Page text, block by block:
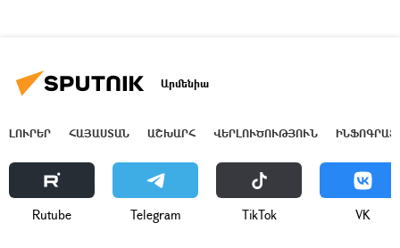
Արմենիա
ԼՈՒՐԵՐ ՀԱՅԱՍՏԱՆ ԱՇԽԱՐՀ ՎԵՐԼՈՒԾՈՒԹՅՈՒՆ
Rutube Telegram ТikТоk VK